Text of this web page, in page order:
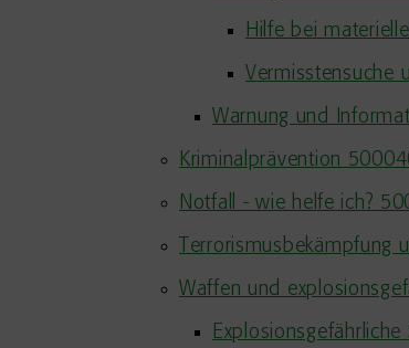
Hilfe bei
Vermisstensuche
Warnung und
Kriminalprävention
Notfall - wie helfe ich?
Waffen und
Explosionsgefährliche